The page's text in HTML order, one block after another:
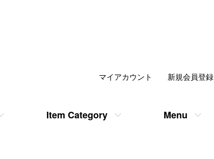
Item Category Menu
マイアカウント 新規会員登録